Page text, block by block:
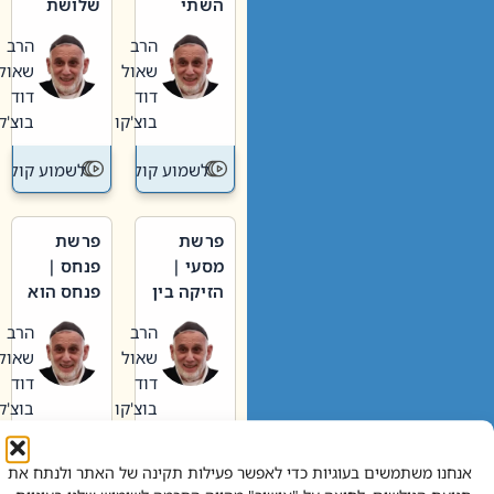
אנחנו משתמשים בעוגיות כדי לאפשר פעילות תקינה של האתר ולנתח את
וערב של
חיינו
הרב
שאול
דוד
בוצ'קו
לשמוע קול תורה – מדרש
האבות
הרב
שאול
דוד
בוצ'קו
לשמוע קול
פרשת
מסעי |
הזיקה בין
הגדול לעם הרב
שאול
דוד
בוצ'קו
לשמוע קול תורה – מדרש
פרשת
פנחס |
פנחס הוא
אליהו: בין
קנאות
הורסת
לקנאות
בונה
הרב
שאול
דוד
בוצ'קו
לשמוע קול